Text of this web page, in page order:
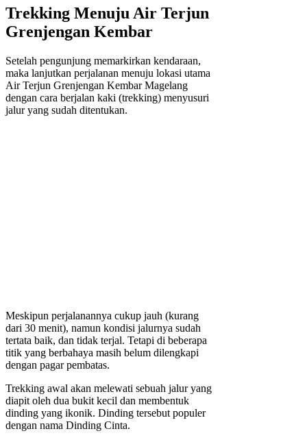
Trekking Menuju Air Terjun
Grenjengan Kembar
Setelah pengunjung memarkirkan kendaraan,
maka lanjutkan perjalanan menuju lokasi utama
Air Terjun Grenjengan Kembar Magelang
dengan cara berjalan kaki (trekking) menyusuri
jalur yang sudah ditentukan.
Meskipun perjalanannya cukup jauh (kurang
dari 30 menit), namun kondisi jalurnya sudah
tertata baik, dan tidak terjal. Tetapi di beberapa
titik yang berbahaya masih belum dilengkapi
dengan pagar pembatas.
Trekking awal akan melewati sebuah jalur yang
diapit oleh dua bukit kecil dan membentuk
dinding yang ikonik. Dinding tersebut populer
dengan nama Dinding Cinta.